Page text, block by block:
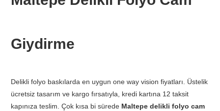
Giydirme
Delikli folyo baskılarda en uygun one way vision fiyatları. Üstelik
ücretsiz tasarım ve kargo fırsatıyla, kredi kartına 12 taksit
kapınıza teslim. Çok kısa bi sürede Maltepe delikli folyo cam